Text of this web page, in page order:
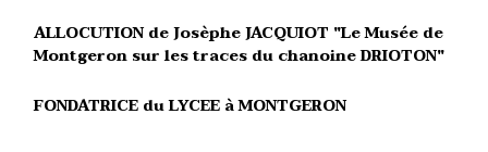
ALLOCUTION de Josèphe JACQUIOT "Le Musée de
Montgeron sur les traces du chanoine DRIOTON"
FONDATRICE du LYCEE à MONTGERON